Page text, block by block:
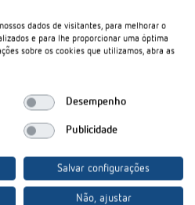
dados de visitantes, para melhorar o
e para lhe proporcionar uma óptima
sobre os cookies que utilizamos, abra as
Desempenho
Publicidade
Salvar configurações
Não, ajustar